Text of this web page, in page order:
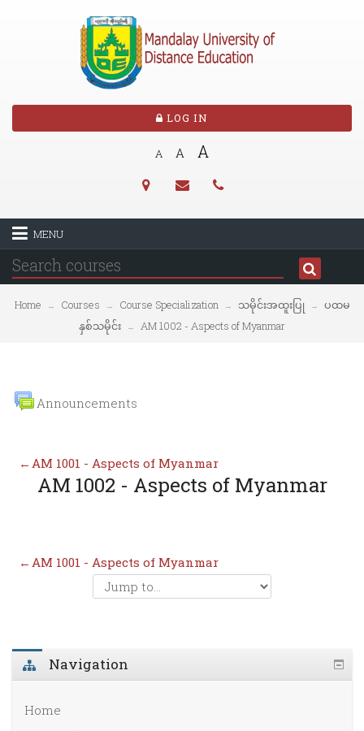
LOG IN
A A A
MENU
Home → Courses → Course Specialization → သမိုင်းအထူးပြု →
ပထမ
နှစ်သမိုင်း
→ AM 1002 - Aspects of Myanmar
Announcements
← AM 1001 - Aspects of Myanmar
AM 1002 - Aspects of Myanmar
← AM 1001 - Aspects of Myanmar
Navigation
Home